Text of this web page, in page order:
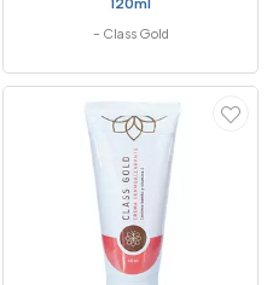
120ml
- Class Gold